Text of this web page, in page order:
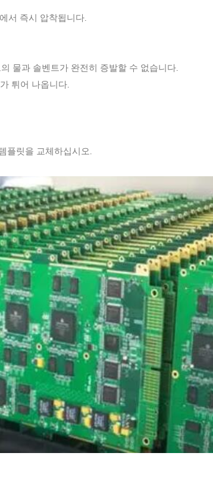
서 즉시 압착됩니다.
물과 솔벤트가 완전히 증발할 수 없습니다.
튀어 나옵니다.
플릿을 교체하십시오.